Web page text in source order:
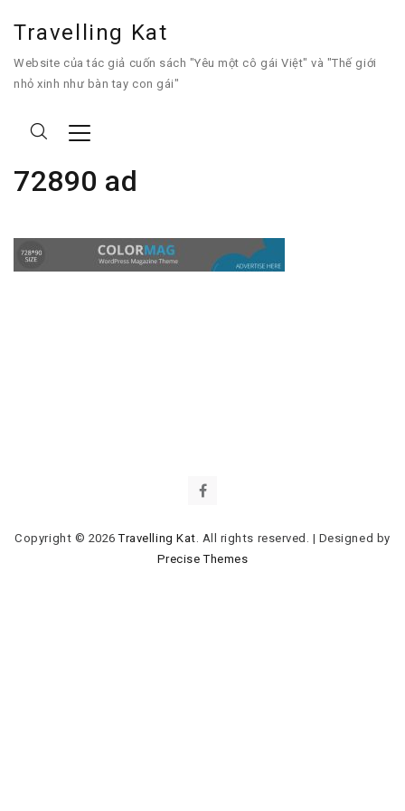
Travelling Kat
Website của tác giả cuốn sách "Yêu một cô gái Việt" và "Thế giới
nhỏ xinh như bàn tay con gái"
72890 ad
Copyright © 2026Travelling Kat. All rights reserved. | Designed by
Precise Themes